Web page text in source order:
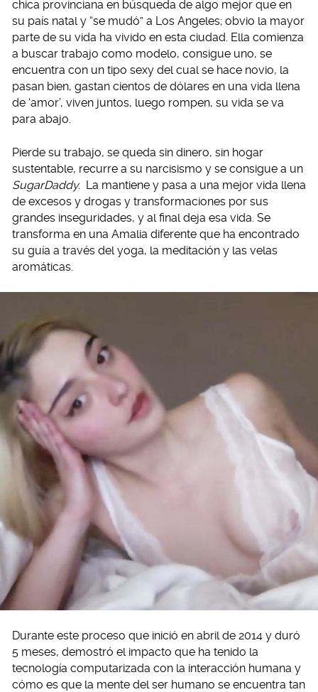
chica provinciana en búsqueda de algo mejor que en
su país natal y “se mudó” a Los Angeles; obvio la mayor
parte de su vida ha vivido en esta ciudad. Ella comienza
a buscar trabajo como modelo, consigue uno, se
encuentra con un tipo sexy del cual se hace novio, la
pasan bien, gastan cientos de dólares en una vida llena
de ‘amor’, viven juntos, luego rompen, su vida se va
para abajo.
Pierde su trabajo, se queda sin dinero, sin hogar
sustentable, recurre a su narcisismo y se consigue a un
SugarDaddy. La mantiene y pasa a una mejor vida llena
de excesos y drogas y transformaciones por sus
grandes inseguridades, y al final deja esa vida. Se
transforma en una Amalia diferente que ha encontrado
su guía a través del yoga, la meditación y las velas
aromáticas.
Durante este proceso que inició en abril de 2014 y duró
5 meses, demostró el impacto que ha tenido la
tecnología computarizada con la interacción humana y
cómo es que la mente del ser humano se encuentra tan